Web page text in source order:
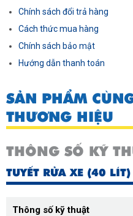
Chính sách đổi trả hàng
Cách thức mua hàng
Chính sách bảo mật
Hướng dẫn thanh toán
SẢN PHẨM
THƯƠNG HIỆU
THÔNG SỐ KỸ
TUYẾT RỬA XE (40 LÍT)
Thông số kỹ thuật